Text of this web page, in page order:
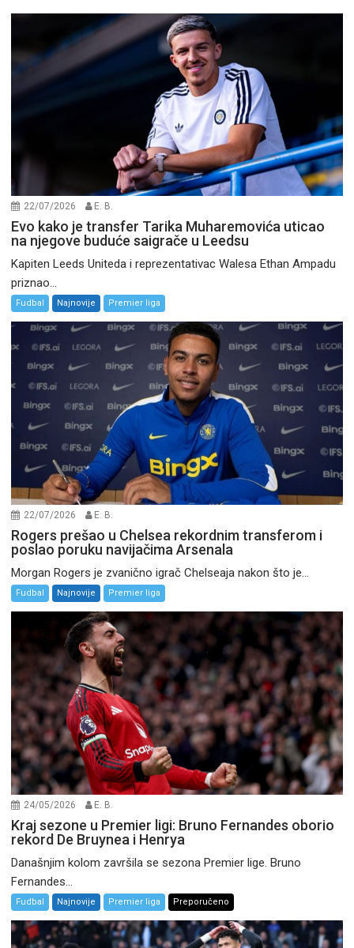
22/07/2026 E. B.
Evo kako je transfer Tarika Muharemovića uticao
na njegove buduće saigrače u Leedsu
Kapiten Leeds Uniteda i reprezentativac Walesa Ethan Ampadu
priznao...
Fudbal Najnovije Premier liga
22/07/2026 E. B.
Rogers prešao u Chelsea rekordnim transferom i
poslao poruku navijačima Arsenala
Morgan Rogers je zvanično igrač Chelseaja nakon što je...
Fudbal Najnovije Premier liga
24/05/2026 E. B.
Kraj sezone u Premier ligi: Bruno Fernandes oborio
rekord De Bruynea i Henrya
Današnjim kolom završila se sezona Premier lige. Bruno
Fernandes...
Fudbal Najnovije Premier liga Preporučeno